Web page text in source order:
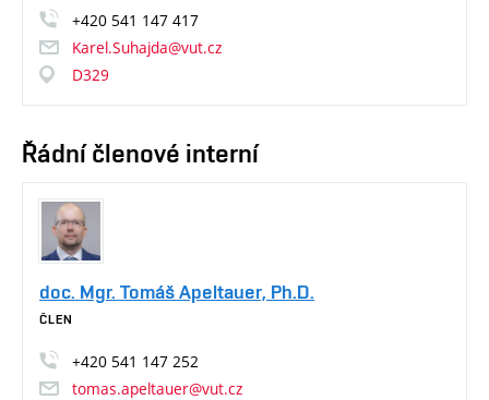
+420 541 147 417
Karel.Suhajda@vut.cz
D329
Řádní členové interní
doc. Mgr. Tomáš Apeltauer, Ph.D.
ČLEN
+420 541 147 252
tomas.apeltauer@vut.cz